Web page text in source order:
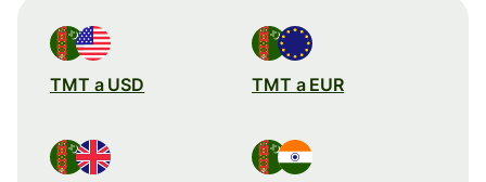
TMT a USD TMT a EUR